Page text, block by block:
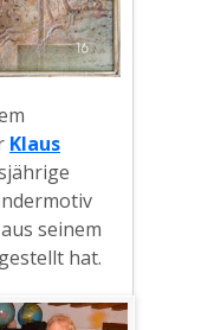
Klaus
seinem
hat.